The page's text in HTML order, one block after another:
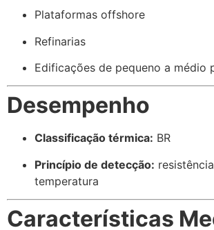
Plataformas offshore
Refinarias
Edificações de pequeno a médio
Desempenho
Classificação térmica: BR
Princípio de detecção:
temperatura
Características